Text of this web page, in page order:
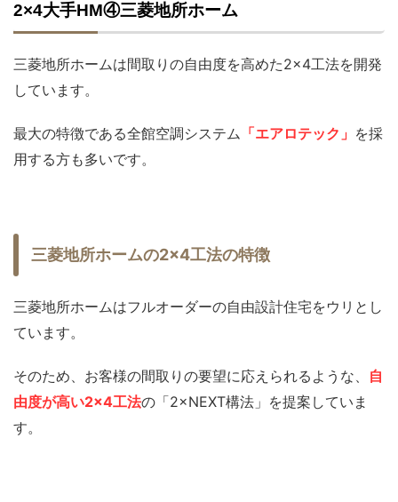
2×4大手HM④三菱地所ホーム
三菱地所ホームは間取りの自由度を高めた2×4工法を開発
しています。
最大の特徴である全館空調システム 「エアロテック」 を採
用する方も多いです。
三菱地所ホームの2×4工法の特徴
三菱地所ホームはフルオーダーの自由設計住宅をウリとし
ています。
そのため、お客様の間取りの要望に応えられるような、 自
由度が高い2×4工法の「2×NEXT構法」を提案していま
す。